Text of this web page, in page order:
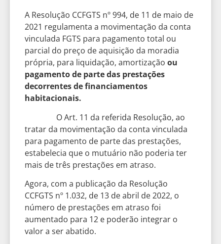
A Resolução CCFGTS nº 994, de 11 de maio de
2021 regulamenta a movimentação da conta
vinculada FGTS para pagamento total ou
parcial do preço de aquisição da moradia
própria, para liquidação, amortização ou
pagamento de parte das prestações
decorrentes de financiamentos
habitacionais.
O Art. 11 da referida Resolução, ao
tratar da movimentação da conta vinculada
para pagamento de parte das prestações,
estabelecia que o mutuário não poderia ter
mais de três prestações em atraso.
Agora, com a publicação da Resolução
CCFGTS nº 1.032, de 13 de abril de 2022, o
número de prestações em atraso foi
aumentado para 12 e poderão integrar o
valor a ser abatido.